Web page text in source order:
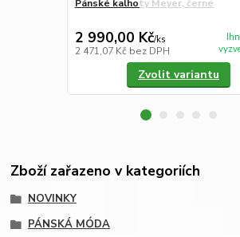
Pánské kalhoty Meyer, černé
2 990,00 Kč/ks
2 471,07 Kč bez DPH
Zvolit variantu
Zboží zařazeno v kategoriích
NOVINKY
PÁNSKÁ MÓDA